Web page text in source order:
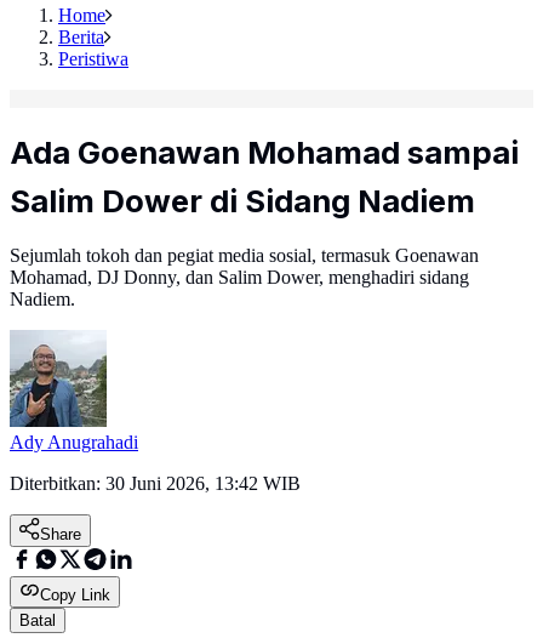
Home
Berita
Peristiwa
Ada Goenawan Mohamad sampai
Salim Dower di Sidang Nadiem
Sejumlah tokoh dan pegiat media sosial, termasuk Goenawan
Mohamad, DJ Donny, dan Salim Dower, menghadiri sidang
Nadiem.
Ady Anugrahadi
Diterbitkan: 30 Juni 2026, 13:42 WIB
Share
Copy Link
Batal